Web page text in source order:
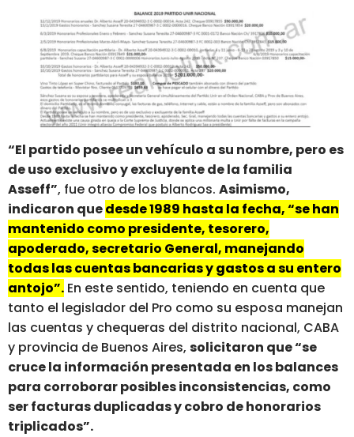
“El partido posee un vehículo a su nombre, pero es
de uso exclusivo y excluyente de la familia
Asseff”, fue otro de los blancos. Asimismo,
indicaron quedesde 1989 hasta la fecha, “se han
mantenido como presidente, tesorero,
apoderado, secretario General, manejando
todas las cuentas bancarias y gastos a su entero
antojo”. En este sentido, teniendo en cuenta que
tanto el legislador del Pro como su esposa manejan
las cuentas y chequeras del distrito nacional, CABA
y provincia de Buenos Aires, solicitaron que “se
cruce la información presentada en los balances
para corroborar posibles inconsistencias, como
ser facturas duplicadas y cobro de honorarios
triplicados”.